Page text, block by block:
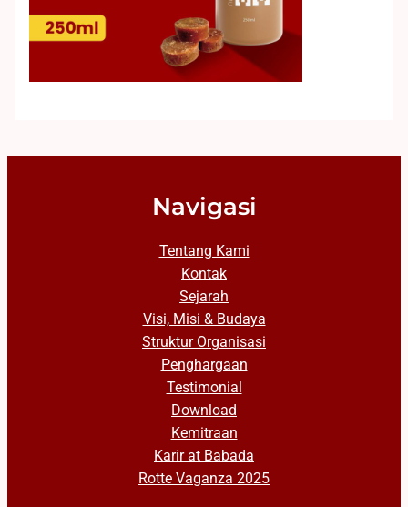
Navigasi
Tentang Kami
Kontak
Sejarah
Visi, Misi & Budaya
Struktur Organisasi
Penghargaan
Testimonial
Download
Kemitraan
Karir at Babada
Rotte Vaganza 2025